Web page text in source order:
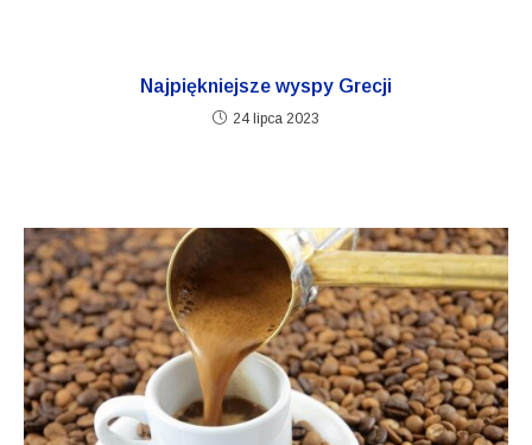
Najpiękniejsze wyspy Grecji
24 lipca 2023